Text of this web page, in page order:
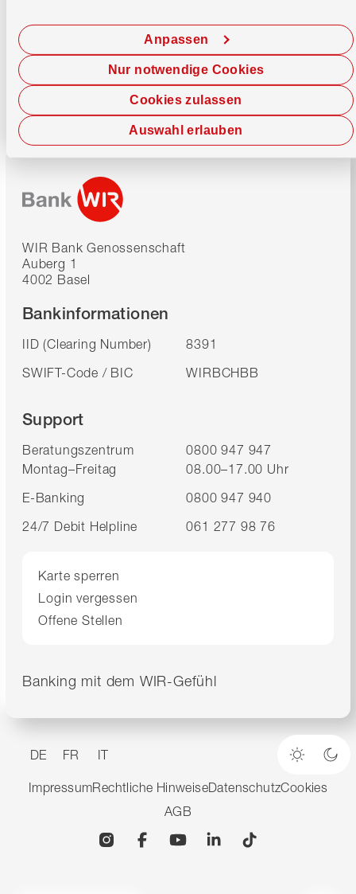
Cookies zulassen
Anpassen
Auswahl erlauben
Nur notwendige Cookies
Jetzt chatten
WIR Bank Genossenschaft
Auberg 1
4002 Basel
Bankinformationen
IID (Clearing Number)
8391
SWIFT-Code / BIC
WIRBCHBB
Support
Beratungszentrum
0800 947 947
Montag–Freitag
08.00–17.00 Uhr
E-Banking
0800 947 940
24/7 Debit Helpline
061 277 98 76
Karte sperren
Login vergessen
Offene Stellen
Banking mit dem WIR-Gefühl
DE FR IT
Heller
ImpressumRechtliche HinweiseDatenschutzCookies
AGB
InstagramFacebookYouTubeLinkedin